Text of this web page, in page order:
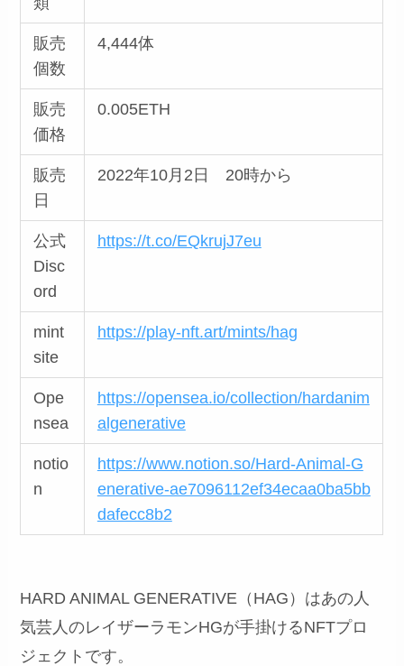
販売
個数
4,444体
販売
価格
0.005ETH
販売
日
2022年10月2日 20時から
公式
Disc
ord
https://t.co/EQkrujJ7eu
mint
site
https://play-nft.art/mints/hag
Ope
nsea
https://opensea.io/collection/hardanim
algenerative
notio
n
https://www.notion.so/Hard-Animal-G
enerative-ae7096112ef34ecaa0ba5bb
dafecc8b2
HARD ANIMAL GENERATIVE（HAG）はあの人
気芸人のレイザーラモンHGが手掛けるNFTプロ
ジェクトです。